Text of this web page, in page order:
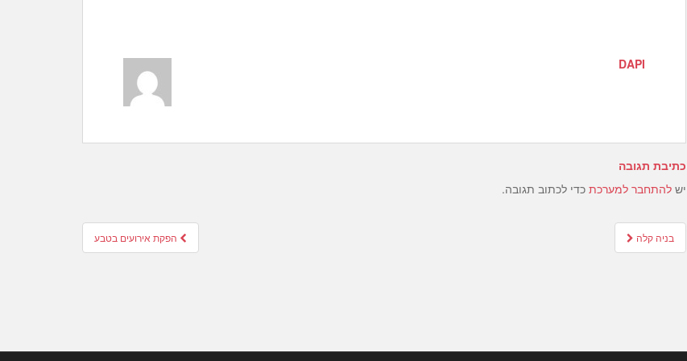
DAPI
כתיבת תגובה
יש להתחבר למערכת כדי לכתוב תגובה.
Post
navigation
הפקת אירועים בטבע בניה קלה